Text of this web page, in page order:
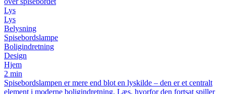
Lys
Lys
Belysning
Spisebordslampe
Boligindretning
Design
Hjem
2 min
Spisebordslampen er mere end blot en lyskilde – den er et centralt
element i moderne boligindretning. Læs, hvorfor den fortsat spiller